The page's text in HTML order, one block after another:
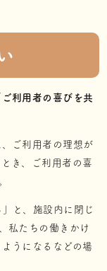
ご利用者の喜びを共
ご利用者の理想が
き、ご利用者の喜
と、施設内に閉じ
私たちの働きかけ
うになるなどの場